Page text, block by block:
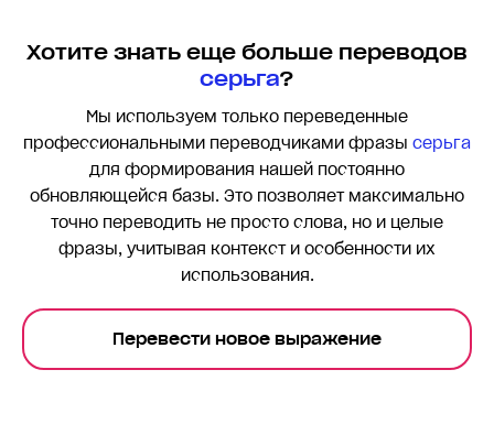
Хотите знать еще больше переводов
серьга?
Мы используем только переведенные
профессиональными переводчиками фразы серьга
для формирования нашей постоянно
обновляющейся базы. Это позволяет максимально
точно переводить не просто слова, но и целые
фразы, учитывая контекст и особенности их
использования.
Перевести новое выражение